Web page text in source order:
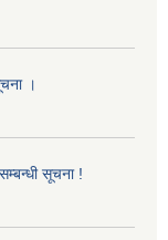
।
सूचना !